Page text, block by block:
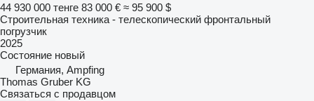
44 930 000 тенге 83 000 € ≈ 95 900 $
Строительная техника - телескопический фронтальный
погрузчик
2025
Состояние новый
Германия, Ampfing
Thomas Gruber KG
Связаться с продавцом